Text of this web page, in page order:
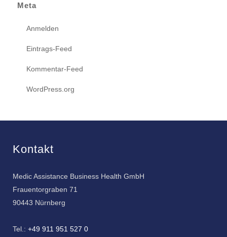
Meta
Anmelden
Eintrags-Feed
Kommentar-Feed
WordPress.org
Kontakt
Medic Assistance Business Health GmbH
Frauentorgraben 71
90443 Nürnberg
Tel.: +49 911 951 527 0